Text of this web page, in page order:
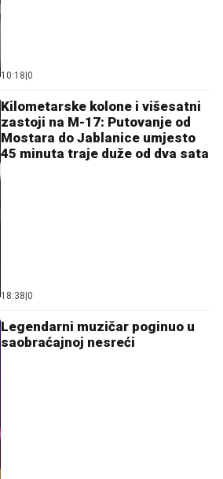
10:18 0
Kilometarske kolone i višesatni
zastoji na M-17: Putovanje od
Mostara do Jablanice umjesto
45 minuta traje duže od dva sata
18:38 0
Legendarni muzičar poginuo u
saobraćajnoj nesreći